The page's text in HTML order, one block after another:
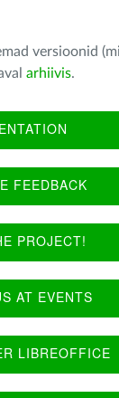
versioonid
arhiivis.
FEEDBACK
PROJECT!
AT EVENTS
LIBREOFFICE